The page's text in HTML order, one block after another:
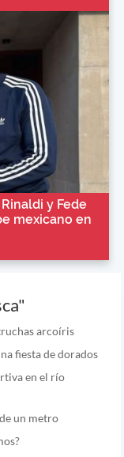
y Fede
mexicano en
arcoíris
fiesta de dorados
en el río
un metro